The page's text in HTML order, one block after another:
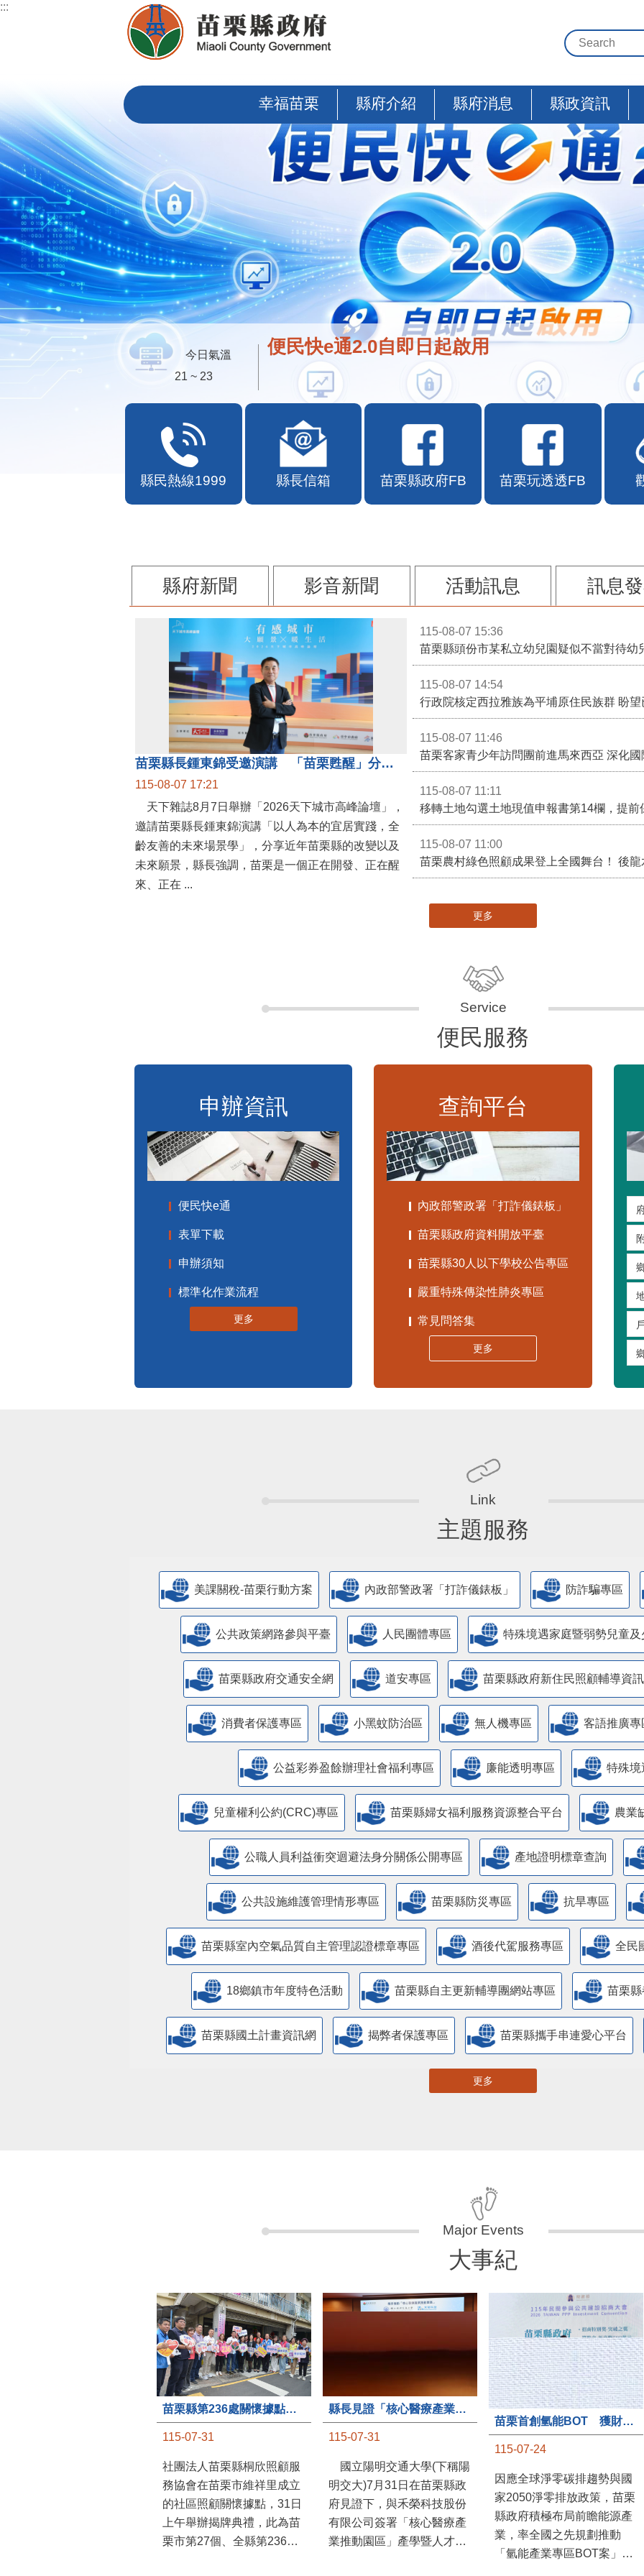
跳到主要內容區塊
:::
幸福苗栗 縣府介紹 縣府消息 縣政資訊
便民快e通2.0自即日起啟用
今日氣溫
21 ~ 23
縣民熱線1999 縣長信箱 苗栗縣政府FB 苗栗玩透透FB
縣府新聞 影音新聞 活動訊息 訊息
苗栗縣長鍾東錦受邀演講 「苗栗甦醒」分享近年轉變
115-08-07 17:21
天下雜誌8月7日舉辦「2026天下城市高峰論壇」，
邀請苗栗縣長鍾東錦演講「以人為本的宜居實踐，全
齡友善的未來場景學」，分享近年苗栗縣的改變以及
未來願景，縣長強調，苗栗是一個正在開發、正在醒
來、正在 ...
115-08-07 15:36
苗栗縣頭份市某私立幼兒園疑似不當對待幼
115-08-07 14:54
115-08-07 11:46
苗栗客家青少年訪問團前進馬來西亞 深化
115-08-07 11:11
移轉土地勾選土地現值申報書第14欄，提前
115-08-07 11:00
更多
便民服務
申辦資訊
便民快e通
表單下載
申辦須知
標準化作業流程
更多
查詢平台
內政部警政署「打詐儀錶板」
苗栗縣政府資料開放平臺
苗栗縣30人以下學校公告專區
嚴重特殊傳染性肺炎專區
常見問答集
更多
主題服務
美課關稅-苗栗行動方案 內政部警政署「打詐儀錶板」 防詐騙專區
公共政策網路參與平臺 人民團體專區 特殊境遇家庭暨弱勢兒童
苗栗縣政府交通安全網 道安專區 苗栗縣政府新住民照顧輔導資
消費者保護專區 小黑蚊防治區 無人機專區 客語推廣專
公益彩券盈餘辦理社會福利專區 廉能透明專區 特殊境
兒童權利公約(CRC)專區 苗栗縣婦女福利服務資源整合平台 農業
公職人員利益衝突迴避法身分關係公開專區 產地證明標章查詢
​公共設施維護管理情形專區 苗栗縣防災專區 抗旱專區
苗栗縣室內空氣品質自主管理認證標章專區 酒後代駕服務專區 全民
18鄉鎮市年度特色活動 苗栗縣自主更新輔導團網站專區 苗栗
苗栗縣國土計畫資訊網 揭弊者保護專區 苗栗縣攜手串連愛心平台
更多
大事紀
苗栗縣第236處關懷據點在苗栗市維祥里揭牌
115-07-31
社團法人苗栗縣桐欣照顧服
務協會在苗栗市維祥里成立
的社區照顧關懷據點，31日
上午舉辦揭牌典禮，此為苗
栗市第27個、全縣第236處
縣長見證「核心醫療產業推動園區」產學合作簽約儀式
115-07-31
國立陽明交通大學(下稱陽
明交大)7月31日在苗栗縣政
府見證下，與禾榮科技股份
有限公司簽署「核心醫療產
業推動園區」產學暨人才培
苗栗首創氫能BOT 獲財政部「突破之翼」肯定
115-07-24
因應全球淨零碳排趨勢與國
家2050淨零排放政策，苗栗
縣政府積極布局前瞻能源產
業，率全國之先規劃推動
「氫能產業專區BOT案」，